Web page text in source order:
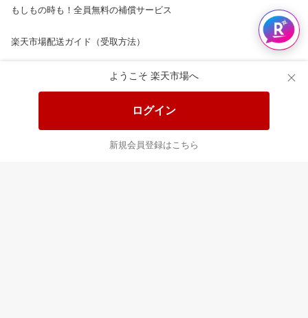
ようこそ 楽天市場へ
ログイン
新規会員登録はこちら
もしもの時も！全員無料の補償サービス
楽天市場配送ガイド（受取方法）
楽天にお店を開きませんか？
楽天ショッピングサービスご利用規約